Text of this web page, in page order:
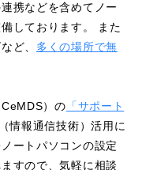
携などを含めてノー
しております。 また
ど、 多くの場所で無
）の 「サポート
情報通信技術）活用に
ートパソコンの設定
すので、気軽に相談